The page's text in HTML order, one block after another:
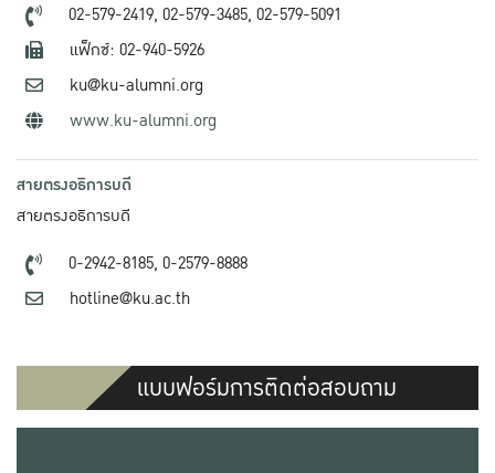
02-579-2419, 02-579-3485, 02-579-5091
แฟ็กซ์: 02-940-5926
ku@ku-alumni.org
www.ku-alumni.org
สายตรงอธิการบดี
สายตรงอธิการบดี
0-2942-8185, 0-2579-8888
hotline@ku.ac.th
แบบฟอร์มการติดต่อสอบถาม